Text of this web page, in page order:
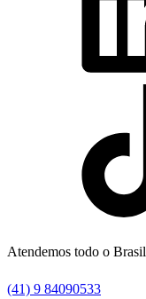
Atendemos todo o Brasil
(41) 9 84090533